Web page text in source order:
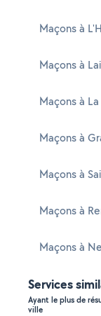
Maçons à
Maçons à
Maçons à
Maçons à
Maçons à
Maçons à
Maçons à
Services
Ayant le plus de
ville